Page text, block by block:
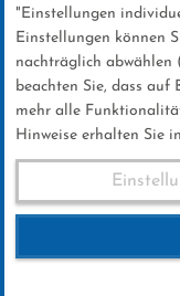
Inhalt
News
FIS
13.03.2025
"Einstellungen
Einstellungen können
nachträglich abwählen
beachten Sie, dass
mehr alle
Hinweise erhalten Sie